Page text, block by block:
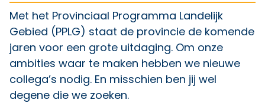
Met het Provinciaal Programma Landelijk
Gebied (PPLG) staat de provincie de komende
jaren voor een grote uitdaging. Om onze
ambities waar te maken hebben we nieuwe
collega’s nodig. En misschien ben jij wel
degene die we zoeken.